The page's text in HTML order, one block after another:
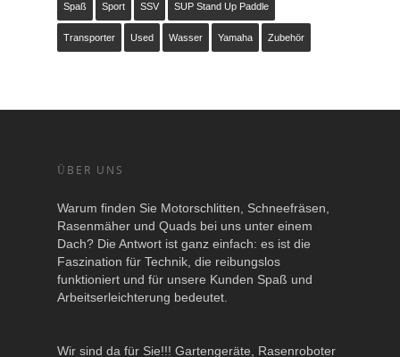
Spaß Sport SSV SUP Stand Up Paddle
Transporter Used Wasser Yamaha Zubehör
ÜBER UNS
Warum finden Sie Motorschlitten, Schneefräsen,
Rasenmäher und Quads bei uns unter einem
Dach? Die Antwort ist ganz einfach: es ist die
Faszination für Technik, die reibungslos
funktioniert und für unsere Kunden Spaß und
Arbeitserleichterung bedeutet.
Wir sind da für Sie!!! Gartengeräte, Rasenroboter